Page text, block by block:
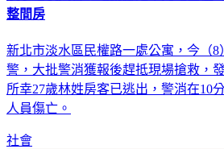
整間房
新北市淡水區民權路一處公寓，今（8
警，大批警消獲報後趕抵現場搶救，
所幸27歲林姓房客已逃出，警消在10
人員傷亡。
社會